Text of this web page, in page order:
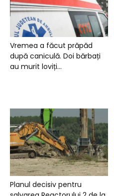
Vremea a făcut prăpăd
după caniculă. Doi bărbați
au murit loviți...
Planul decisiv pentru